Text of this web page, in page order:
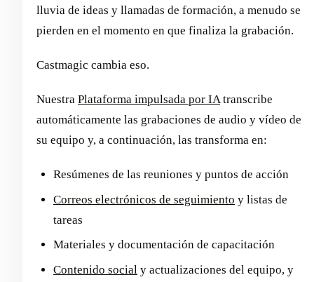
lluvia de ideas y llamadas de formación, a menudo se
pierden en el momento en que finaliza la grabación.
Castmagic cambia eso.
Nuestra Plataforma impulsada por IAtranscribe
automáticamente las grabaciones de audio y vídeo de
su equipo y, a continuación, las transforma en:
Resúmenes de las reuniones y puntos de acción
Correos electrónicos de seguimiento y listas de
tareas
Materiales y documentación de capacitación
Contenido social y actualizaciones del equipo, y